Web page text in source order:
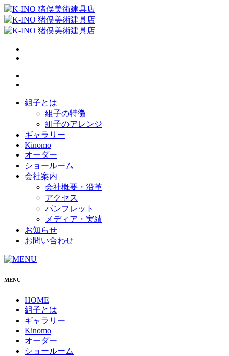
組子とは
組子の特徴
組子のアレンジ
ギャラリー
Kinomo
オーダー
ショールーム
会社案内
会社概要・沿革
アクセス
パンフレット
メディア・実績
お知らせ
お問い合わせ
MENU
HOME
組子とは
ギャラリー
Kinomo
オーダー
ショールーム